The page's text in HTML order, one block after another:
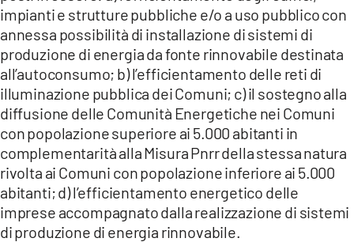
impianti e strutture pubbliche e/o a uso pubblico con
annessa possibilità di installazione di sistemi di
produzione di energia da fonte rinnovabile destinata
all’autoconsumo; b) l’efficientamento delle reti di
illuminazione pubblica dei Comuni; c) il sostegno alla
diffusione delle Comunità Energetiche nei Comuni
con popolazione superiore ai 5.000 abitanti in
complementarità alla Misura Pnrr della stessa natura
rivolta ai Comuni con popolazione inferiore ai 5.000
abitanti; d) l’efficientamento energetico delle
imprese accompagnato dalla realizzazione di sistemi
di produzione di energia rinnovabile.